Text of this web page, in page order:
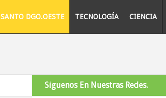
SANTO DGO.OESTE TECNOLOGÍA CIENCIA
Siguenos En Nuestras Redes.